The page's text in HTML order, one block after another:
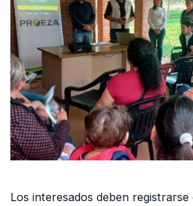
Los interesados deben